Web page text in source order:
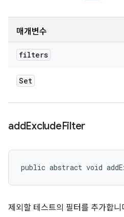
매개변수
filters
Set
addExcludeFilter
public abstract void
제외할 테스트의 필터를 추가합니